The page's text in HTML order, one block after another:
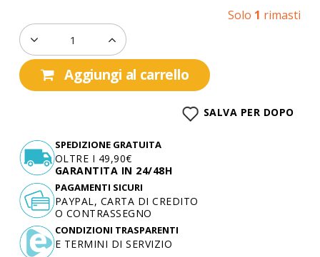
Solo 1 rimasti
Aggiungi al carrello
SALVA PER DOPO
SPEDIZIONE GRATUITA
OLTRE I 49,90€
GARANTITA IN 24/48H
PAGAMENTI SICURI
PAYPAL, CARTA DI CREDITO
O CONTRASSEGNO
CONDIZIONI TRASPARENTI
E TERMINI DI SERVIZIO